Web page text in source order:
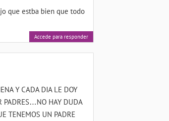
que estba bien que todo
Accede para responder
Y CADA DIA LE DOY
PADRES…NO HAY DUDA
TENEMOS UN PADRE